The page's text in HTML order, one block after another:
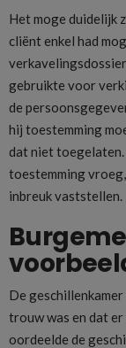
Het moge duidelijk
cliënt enkel had
gebruikte voor
de
hij toestemming
dat niet
toestemming
inbreuk vaststellen.
De
trouw was en dat
oordeelde de